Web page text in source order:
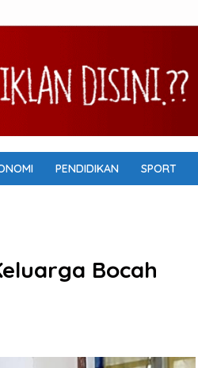
PENDIDIKAN SPORT
Bocah